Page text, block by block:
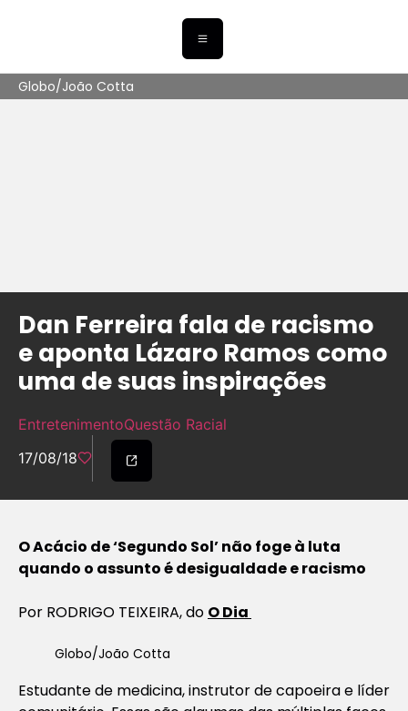
Globo/João Cotta
Dan Ferreira fala de racismo
e aponta Lázaro Ramos como
uma de suas inspirações
EntretenimentoQuestão Racial
17/08/18
O Acácio de ‘Segundo Sol’ não foge à luta
quando o assunto é desigualdade e racismo
Por RODRIGO TEIXEIRA, do O Dia
Globo/João Cotta
Estudante de medicina, instrutor de capoeira e líder